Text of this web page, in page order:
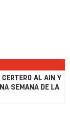
AL AIN Y
SEMANA DE LA